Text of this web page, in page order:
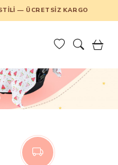
— ÜCRETSIZ KARGO